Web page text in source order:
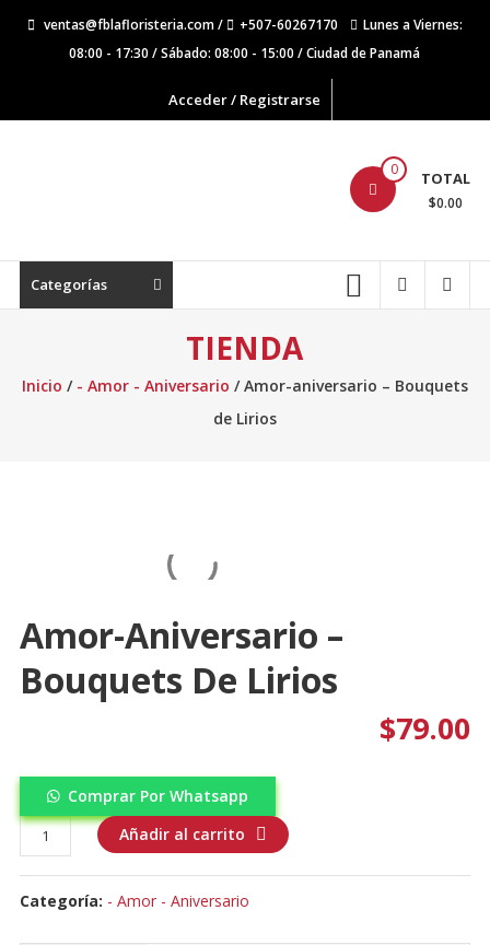
contenido
ventas@fblafloristeria.com / +507-60267170
Lunes a Viernes:
08:00 - 17:30 / Sábado: 08:00 - 15:00 / Ciudad de Panamá
Acceder / Registrarse
0 TOTAL
$0.00
Categorías
TIENDA
Inicio / - Amor - Aniversario / Amor-aniversario – Bouquets
de Lirios
Amor-Aniversario –
Bouquets De Lirios
$79.00
Comprar Por Whatsapp
Amor-
aniversario
-
Bouquets
Añadir al carrito
Categoría: - Amor - Aniversario